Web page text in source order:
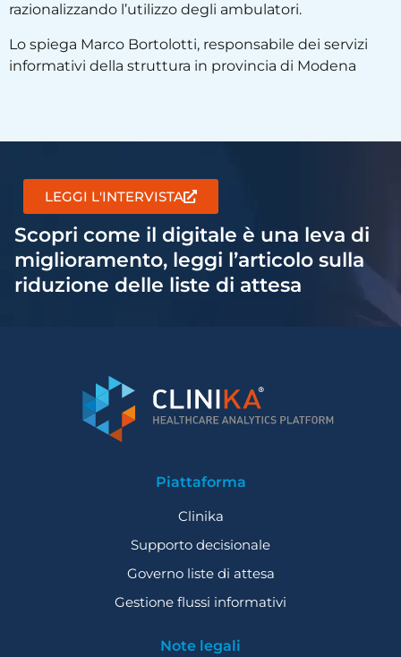
razionalizzando l’utilizzo degli ambulatori.
Lo spiega Marco Bortolotti, responsabile dei servizi
informativi della struttura in provincia di Modena
Scopri come il digitale è una leva di
miglioramento, leggi l’articolo sulla
riduzione delle liste di attesa
LEGGI L'INTERVISTA
Piattaforma
Clinika
Supporto decisionale
Governo liste di attesa
Gestione flussi informativi
Note legali